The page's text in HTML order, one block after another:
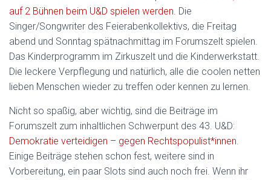
auf 2 Bühnen beim U&D spielen werden. Die
Singer/Songwriter des Feierabenkollektivs, die Freitag
abend und Sonntag spätnachmittag im Forumszelt spielen.
Das Kinderprogramm im Zirkuszelt und die Kinderwerkstatt.
Die leckere Verpflegung und natürlich, alle die coolen netten
lieben Menschen wieder zu treffen oder kennen zu lernen.
Nicht so spaßig, aber wichtig, sind die Beiträge im
Forumszelt zum inhaltlichen Schwerpunt des 43. U&D:
Demokratie verteidigen – gegen Rechtspopulist*innen.
Einige Beiträge stehen schon fest, weitere sind in
Vorbereitung, ein paar Slots sind auch noch frei. Wenn ihr